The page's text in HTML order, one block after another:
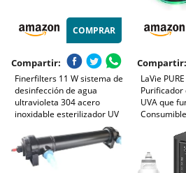
COMPRAR
Compartir:
Finerfilters 11 W sistema de
desinfección de agua
ultravioleta 304 acero
inoxidable esterilizador UV
4 litros por minuto ultra
violeta filtro de agua
purificador
Compartir:
LaVie
Purificador
UVA que
su Agua
Pura y
minutos.